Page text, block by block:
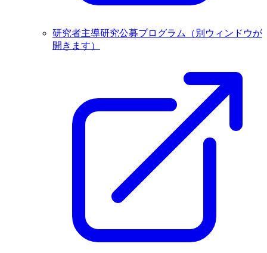
研究者主導研究公募プログラム
（別ウィンドウが
開きます）